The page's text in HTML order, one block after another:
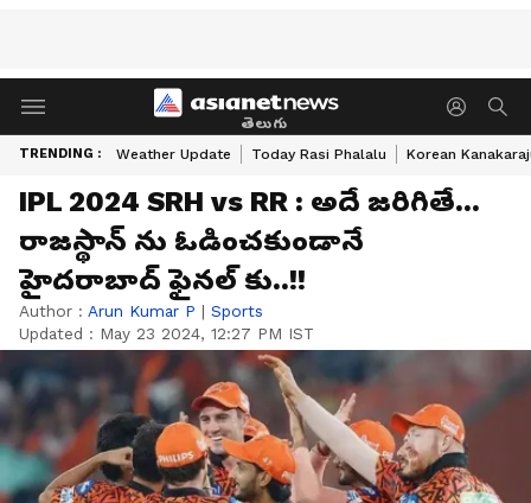
తెలుగు
TRENDING : Weather Update Today Rasi Phalalu Korean
IPL 2024 SRH vs RR : అదే జరిగితే...
రాజస్థాన్ ను ఓడించకుండానే
హైదరాబాద్ ఫైనల్ కు..!!
Author : Arun Kumar P | Sports
Updated : May 23 2024, 12:27 PM IST